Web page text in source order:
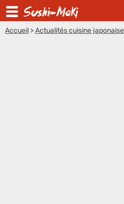
Accueil >Actualités cuisine japonaise